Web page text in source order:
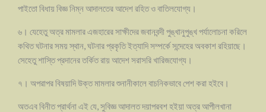
পাইতো বিধায় বিজ্ঞ নিম্ন আদালতের আদেশ রহিত ও বাতিলযোগ্য।
৬। যেহেতু অত্র মামলার এজহারের সাক্ষীদের জবানবন্দী পুঙ্খানুপুঙ্খ পর্যালোচনা করিলে
কথিত ঘটনার সময় স্থান, ঘটনার প্রকৃতি ইত্যাদি সম্পর্কে সন্দেহের অবকাশ রহিয়াছে।
সেহেতু শাস্তি প্রদানের তর্কিত রায় আদেশ সরাসরি খারিজযোগ্য।
৭। অপরাপর বিষয়াদি উক্ত মামলার শুনানীকালে বাচনিকভাবে পেশ করা হইবে।
অতএব বিনীত প্রার্থনা এই যে, সুবিজ্ঞ আদালত দয়াপরবশ হইয়া অত্র আপীলখানা